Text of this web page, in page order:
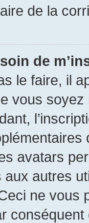
de la
de
le faire, il
vous
avatars
aux autres
ne vous
conséquent